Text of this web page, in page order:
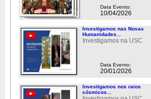
Data Evento:
10/04/2026
Investigamos nas Novas
Humanidades...
Investigamos na USC
Data Evento:
20/01/2026
Investigamos nos raios
cósmicos...